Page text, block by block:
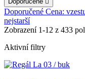
Doporučené Cena:
nejstarší
Zobrazení 1-12 z 433
Aktivní filtry